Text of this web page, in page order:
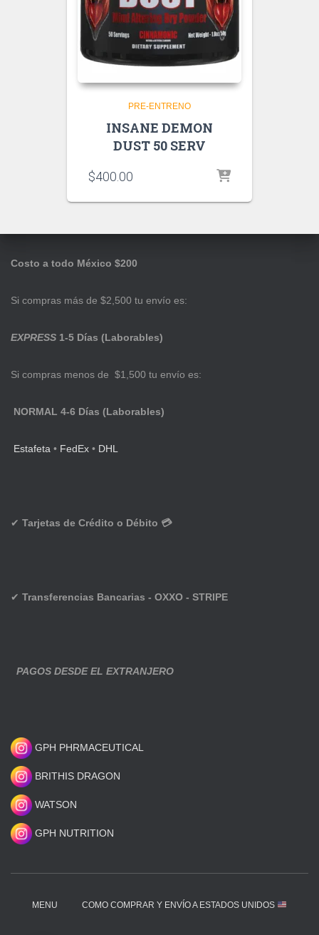
PRE-ENTRENO
INSANE DEMON
DUST 50 SERV
$400.00
Costo a todo México $200
Si compras más de $2,500 tu envío es:
EXPRESS 1-5 Días (Laborables)
Si compras menos de $1,500 tu envío es:
NORMAL 4-6 Días (Laborables)
Estafeta • FedEx • DHL
✔ Tarjetas de Crédito o Débito 💳
✔ Transferencias Bancarias - OXXO - STRIPE
PAGOS DESDE EL EXTRANJERO
GPH PHRMACEUTICAL
BRITHIS DRAGON
WATSON
GPH NUTRITION
MENU COMO COMPRAR Y ENVÍO A ESTADOS UNIDOS